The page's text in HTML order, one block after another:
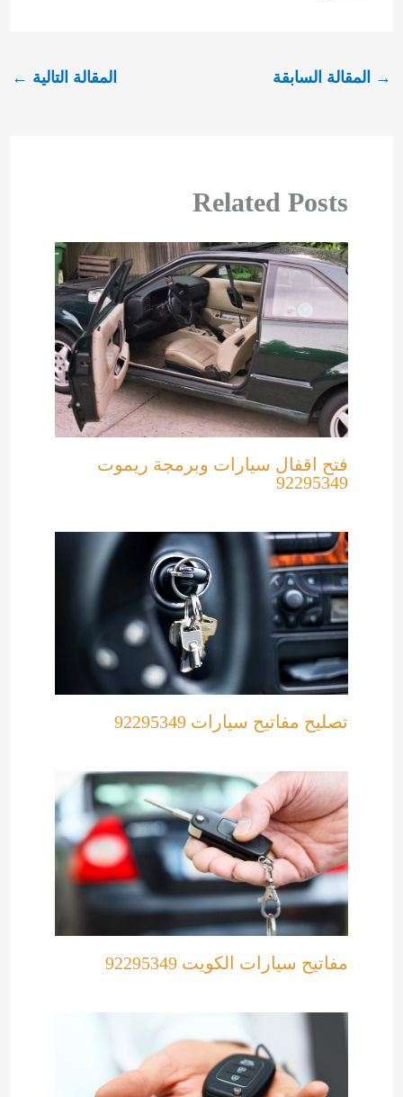
→ المقالة السابقة المقالة التالية ←
Related Posts
فتح اقفال سيارات وبرمجة ريموت
92295349
تصليح مفاتيح سيارات 92295349
مفاتيح سيارات الكويت 92295349